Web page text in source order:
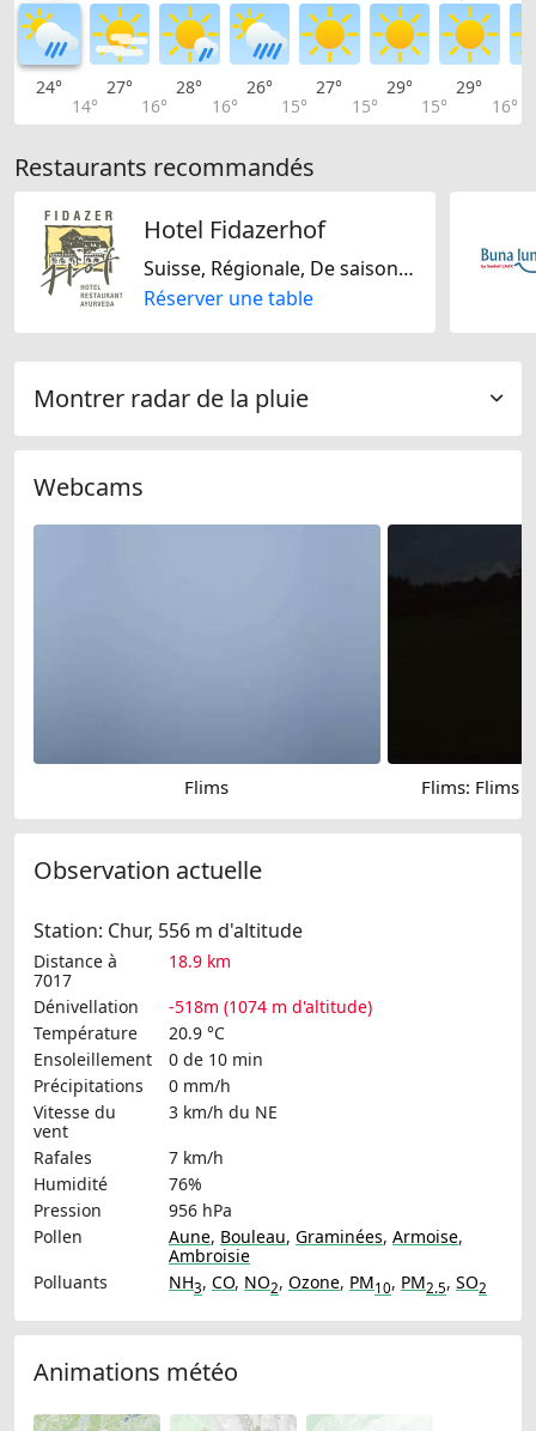
24°
14°
27°
16°
28°
16°
26°
15°
27°
15°
29°
15°
29°
16°
Restaurants recommandés
Hotel Fidazerhof
Suisse, Régionale, De saison, Sans lactose, Sans gluten
Réserver une table
Montrer radar de la pluie
Webcams
Flims Flims: Flims
Observation actuelle
Station: Chur, 556 m d'altitude
Distance à
7017
18.9 km
Dénivellation
-518m (1074 m d'altitude)
Température
20.9 °C
Ensoleillement
0 de 10 min
Précipitations
0 mm/h
Vitesse du
vent
3 km/h du NE
Rafales
7 km/h
Humidité
76%
Pression
956 hPa
Pollen
Aune, Bouleau, Graminées, Armoise,
Ambroisie
Polluants
NH3, CO, NO2, Ozone, PM10, PM2.5, SO2
Animations météo